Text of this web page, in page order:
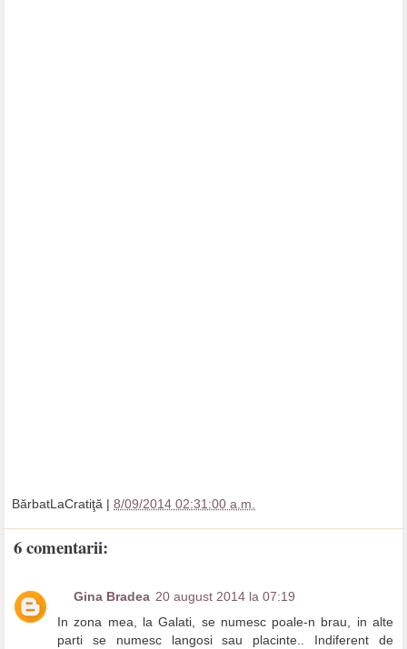
BărbatLaCratiţă | 8/09/2014 02:31:00 a.m.
6 comentarii:
Gina Bradea 20 august 2014 la 07:19
In zona mea, la Galati, se numesc poale-n brau, in alte
parti se numesc langosi sau placinte.. Indiferent de